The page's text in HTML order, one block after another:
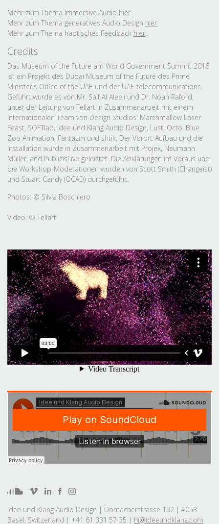
Mehr zum Thema Immersive Audio hier
Mehr zum Thema generatives Audio Design hier
Mehr zum Thema haptisches Feedback hier
Credits
Das Museum of the Future am World Government Summit 2016
ist ein Projekt des Dubai Museum of the Future des Prime
Minister's Office of the UAE und der UAE telecommunications.
Geführt wurde es von Mr. Saif Al Aleeli und Dr. Noah Raford,
unter der Leitung von Tellart in Zusammenarbeit mit einem
internationalen Team von Design Studios: Marshmallow Laser
Feast, SOFTlab, Idee und Klang Audio Design, Lust, Octo, Blue
Zoo Animation, Fantazm und shtik. Der Vorort-Aufbau und die
Installation wurde in Zusammenarbeit mit Projex, Neumann
Müller, and PublicisLive geleistet. Die Abklärungen im Voraus und
die Workshop-Moderationen wurden von Scott Smith (Changeist)
und Stuart Candy (OCAD) durchgeführt.
Photos: © Silvia Boschiero
Video: © Tellart
Idee und Klang Audio Design | Dornacherstrasse 192 | 4053
Basel, Switzerland | +41 61 331 57 35 | hi@ideeundklang.com